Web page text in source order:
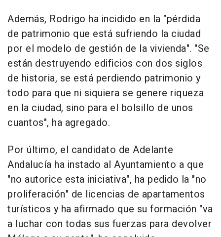
Además, Rodrigo ha incidido en la "pérdida
de patrimonio que está sufriendo la ciudad
por el modelo de gestión de la vivienda". "Se
están destruyendo edificios con dos siglos
de historia, se está perdiendo patrimonio y
todo para que ni siquiera se genere riqueza
en la ciudad, sino para el bolsillo de unos
cuantos", ha agregado.
Por último, el candidato de Adelante
Andalucía ha instado al Ayuntamiento a que
"no autorice esta iniciativa", ha pedido la "no
proliferación" de licencias de apartamentos
turísticos y ha afirmado que su formación "va
a luchar con todas sus fuerzas para devolver